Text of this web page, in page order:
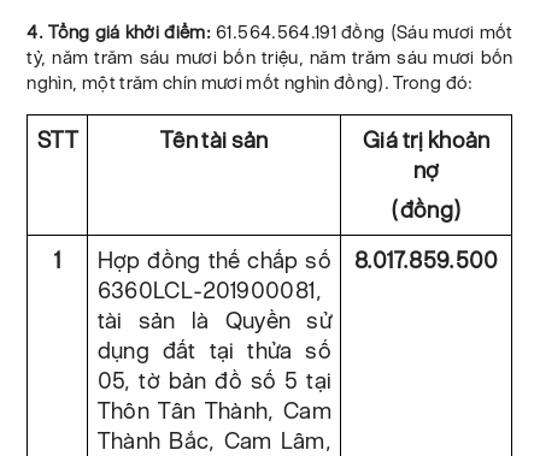
4. Tổng giá khởi điểm: 61.564.564.191 đồng (Sáu mươi mốt
tỷ, năm trăm sáu mươi bốn triệu, năm trăm sáu mươi bốn
nghìn, một trăm chín mươi mốt nghìn đồng). Trong đó:
STT Tên tài sản
Giá trị khoản
nợ
(đồng)
1
Hợp đồng thế chấp số
6360LCL-201900081,
tài sản là Quyền sử
dụng đất tại thửa số
05, tờ bản đồ số 5 tại
Thôn Tân Thành, Cam
Thành Bắc, Cam Lâm,
8.017.859.500